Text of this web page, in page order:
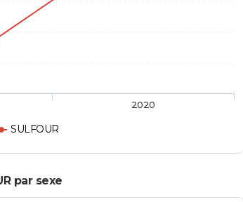
SULFOUR
2020
par sexe